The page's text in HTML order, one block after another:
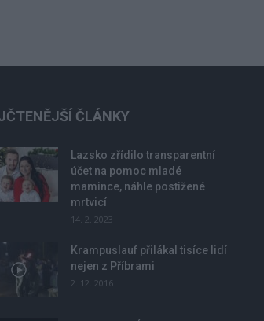
ČLÁNKY
Lazsko zřídilo transparentní
účet na pomoc mladé
mamince, náhle postižené
mrtvicí
14. 2. 2023
Krampuslauf přilákal tisíce lidí
nejen z Příbrami
2. 12. 2016